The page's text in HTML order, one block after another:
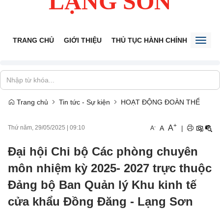
TRANG CHỦ GIỚI THIỆU THỦ TỤC HÀNH CHÍNH TIẾP
Trang chủ Tin tức - Sự kiện HOẠT ĐỘNG ĐOÀN THỂ
Thứ năm, 29/05/2025 09:10 A- A A+ |
Đại hội Chi bộ Các phòng chuyên
môn nhiệm kỳ 2025- 2027 trực thuộc
Đảng bộ Ban Quản lý Khu kinh tế
cửa khẩu Đồng Đăng - Lạng Sơn